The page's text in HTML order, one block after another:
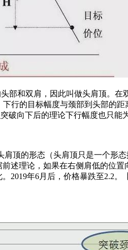
和双肩，因此叫做头肩顶。在
行的目标幅度与颈部到头部的
破向下后的理论下行幅度也只能
顶的形态（头肩顶只是一个形
述理论，如果在右侧肩低的位置
2019年6月后，价格暴跌至2.2。